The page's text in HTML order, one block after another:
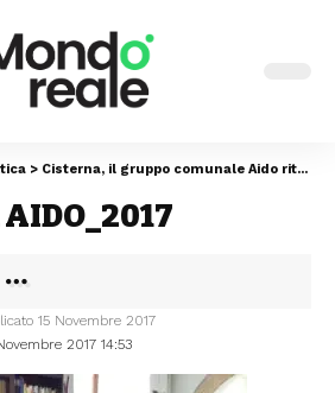
> Cisterna, il gruppo comunale Aido ritrova il suo presidente: è Angelo Lattao
2017 14:53
15 Novembre 2017